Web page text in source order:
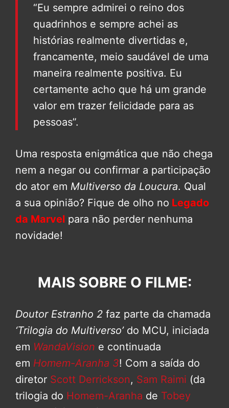
“Eu sempre admirei o reino dos
quadrinhos e sempre achei as
histórias realmente divertidas e,
francamente, meio saudável de uma
maneira realmente positiva. Eu
certamente acho que há um grande
valor em trazer felicidade para as
pessoas”.
Uma resposta enigmática que não chega
nem a negar ou confirmar a participação
do ator em Multiverso da Loucura. Qual
a sua opinião? Fique de olho no Legado
da Marvel para não perder nenhuma
novidade!
MAIS SOBRE O FILME:
Doutor Estranho 2 faz parte da chamada
‘Trilogia do Multiverso’do MCU, iniciada
em WandaVision e continuada
em Homem-Aranha 3! Com a saída do
diretor Scott Derrickson, Sam Raimi (da
trilogia do Homem-Aranha de Tobey